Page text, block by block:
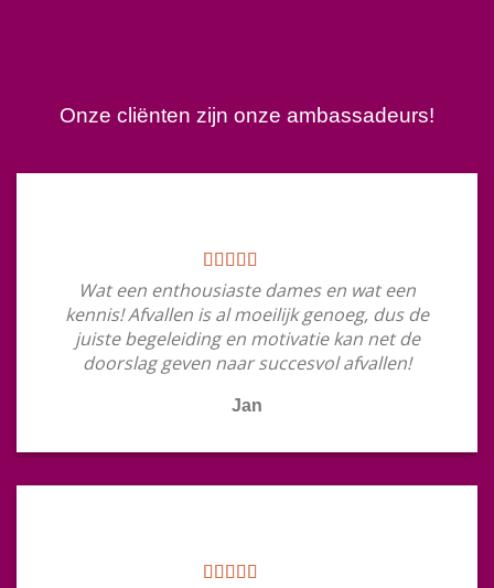
Onze cliënten zijn onze ambassadeurs!
Wat een enthousiaste dames en wat een
kennis! Afvallen is al moeilijk genoeg, dus de
juiste begeleiding en motivatie kan net de
doorslag geven naar succesvol afvallen!
Jan